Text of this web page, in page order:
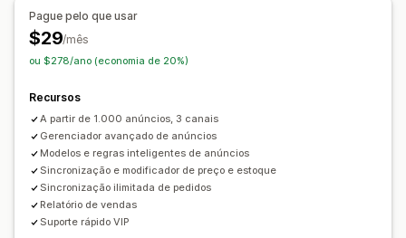
Pedidos em massa
Sincronização de acompanhamento
Painel de controle unificado
Relatórios de erros
Alertas de estoque baixo
Métricas de desempenho
Registros detalhados
Pague pelo que usar
$29/mês
ou $278/ano (economia de 20%)
Recursos
A partir de 1.000 anúncios, 3 canais
Gerenciador avançado de anúncios
Modelos e regras inteligentes de anúncios
Sincronização e modificador de preço e estoque
Sincronização ilimitada de pedidos
Relatório de vendas
Suporte rápido VIP